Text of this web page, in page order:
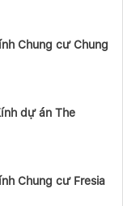
Chung cư Chung
dự án The
Chung cư Fresia